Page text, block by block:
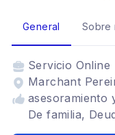
General Sobre
Servicio Online
Marchant
asesoramiento
De familia,